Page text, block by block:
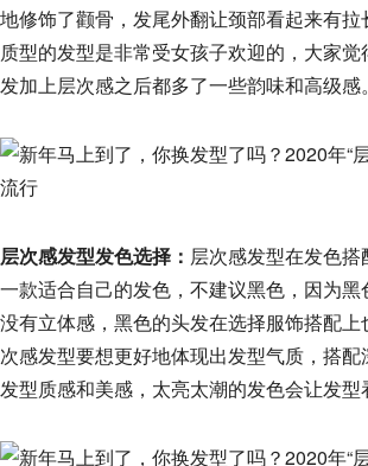
地修饰了颧骨，发尾外翻让颈部看起来有
质型的发型是非常受女孩子欢迎的，大家
发加上层次感之后都多了一些韵味和高级感。
层次感发型发色选择： 层次感发型在发色
一款适合自己的发色，不建议黑色，因为
没有立体感，黑色的头发在选择服饰搭配
次感发型要想更好地体现出发型气质，搭
发型质感和美感，太亮太潮的发色会让发型